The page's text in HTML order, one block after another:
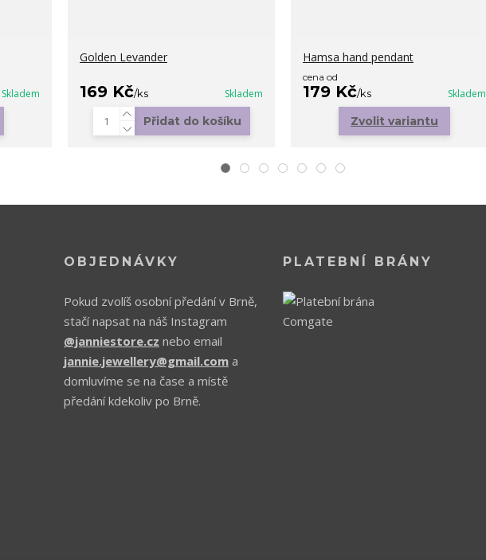
Skladem
Golden Levander
169 Kč/ks Skladem
Přidat do košíku
Hamsa hand pendant
cena od
179 Kč/ks Skladem
Zvolit variantu
OBJEDNÁVKY
Pokud zvolíš osobní předání v Brně,
stačí napsat na náš Instagram
@janniestore.cz nebo email
jannie.jewellery@gmail.com a
domluvíme se na čase a místě
předání kdekoliv po Brně.
PLATEBNÍ BRÁNY